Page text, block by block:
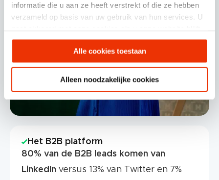
informatie die u aan ze heeft verstrekt of die ze hebben
verzameld op basis van uw gebruik van hun services. U
gebruiken.
Alle cookies toestaan
Alleen noodzakelijke cookies
Het B2B platform
80% van de B2B leads komen van
LinkedIn versus 13% van Twitter en 7%